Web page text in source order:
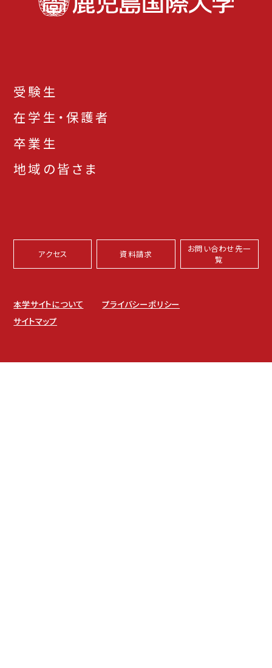
受験生
在学生・保護者
卒業生
地域の皆さま
アクセス 資料請求
お問い合わせ先一
覧
本学サイトについて
プライバシーポリシー
サイトマップ